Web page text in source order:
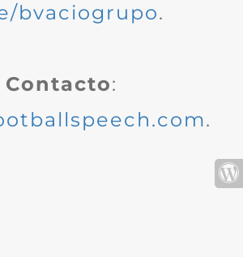
bvaciogrupo.
Contacto:
.